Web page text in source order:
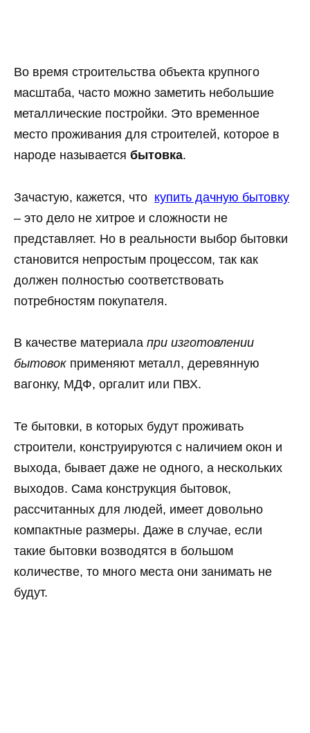
Во время строительства объекта крупного
масштаба, часто можно заметить небольшие
металлические постройки. Это временное
место проживания для строителей, которое в
народе называется бытовка.
Зачастую, кажется, что купить дачную бытовку
– это дело не хитрое и сложности не
представляет. Но в реальности выбор бытовки
становится непростым процессом, так как
должен полностью соответствовать
потребностям покупателя.
В качестве материала при изготовлении
бытовок применяют металл, деревянную
вагонку, МДФ, оргалит или ПВХ.
Те бытовки, в которых будут проживать
строители, конструируются с наличием окон и
выхода, бывает даже не одного, а нескольких
выходов. Сама конструкция бытовок,
рассчитанных для людей, имеет довольно
компактные размеры. Даже в случае, если
такие бытовки возводятся в большом
количестве, то много места они занимать не
будут.